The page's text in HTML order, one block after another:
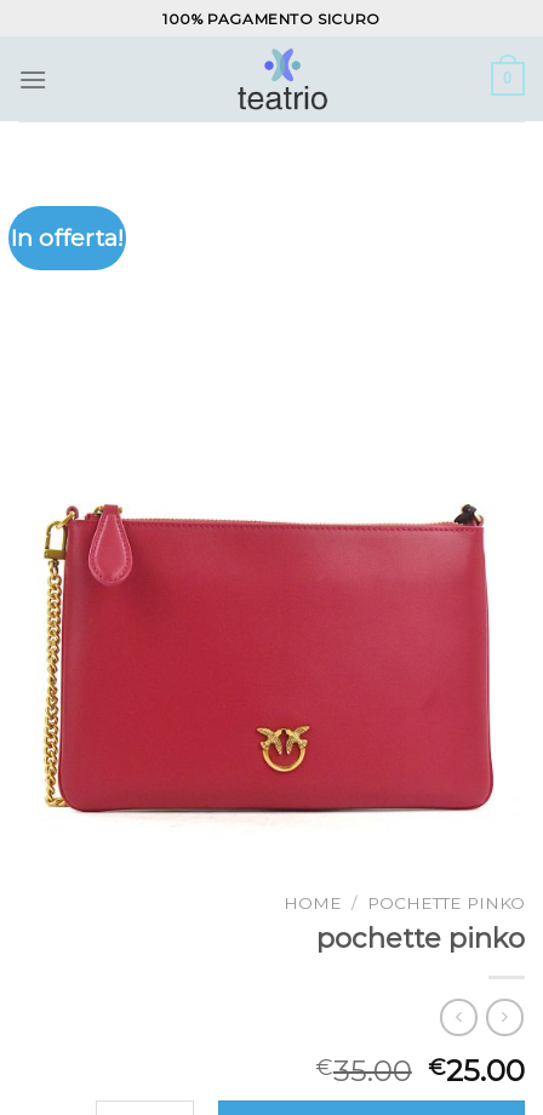
contenuti
100% PAGAMENTO SICURO
0
In offerta!
HOME / POCHETTE PINKO
pochette pinko
€35.00 €25.00